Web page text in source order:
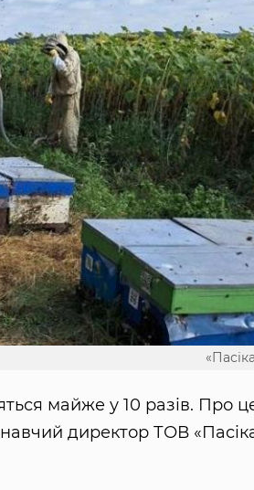
майже у 10 разів. Про
директор ТОВ